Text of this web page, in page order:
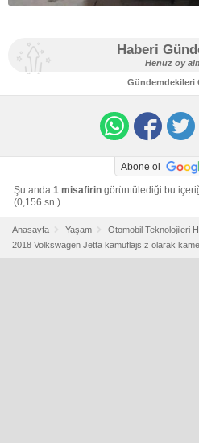
Haberi
Henüz oy
Gündemdekileri
Abone ol
Şu anda 1 misafirin görüntülediği bu
(0,156 sn.)
Anasayfa Yaşam
Otomobil Teknolojileri
2018 Volkswagen Jetta kamuflajsız olarak